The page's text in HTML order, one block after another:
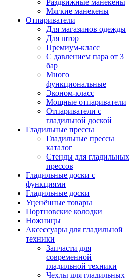
Раздвижные манекены
Мягкие манекены
Отпариватели
Для магазинов одежды
Для штор
Премиум-класс
С давлением пара от 3
бар
Много
функциональные
Эконом-класс
Мощные отпариватели
Отпариватели с
гладильной доской
Гладильные прессы
Гладильные прессы
каталог
Стенды для гладильных
прессов
Гладильные доски с
функциями
Гладильные доски
Уценённые товары
Портновские колодки
Ножницы
Аксессуары для гладильной
техники
Запчасти для
современной
гладильной техники
Чехлы для гладильных